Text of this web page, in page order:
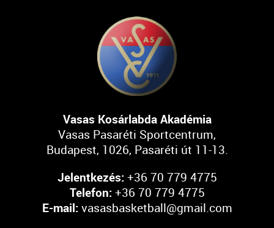
Vasas Kosárlabda Akadémia
Vasas Pasaréti Sportcentrum,
Budapest, 1026, Pasaréti út 11-13.
Jelentkezés: +36 70 779 4775
Telefon: +36 70 779 4775
E-mail: vasasbasketball@gmail.com